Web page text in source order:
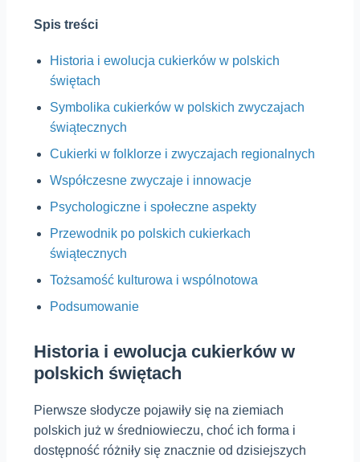
Spis treści
Historia i ewolucja cukierków w polskich
świętach
Symbolika cukierków w polskich zwyczajach
świątecznych
Cukierki w folklorze i zwyczajach regionalnych
Współczesne zwyczaje i innowacje
Psychologiczne i społeczne aspekty
Przewodnik po polskich cukierkach
świątecznych
Tożsamość kulturowa i wspólnotowa
Podsumowanie
Historia i ewolucja cukierków w
polskich świętach
Pierwsze słodycze pojawiły się na ziemiach
polskich już w średniowieczu, choć ich forma i
dostępność różniły się znacznie od dzisiejszych